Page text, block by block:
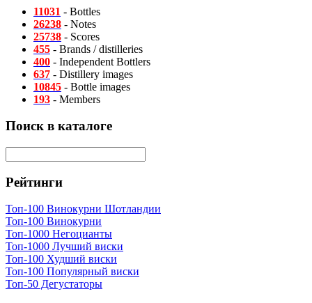
11031 - Bottles
26238 - Notes
25738 - Scores
455 - Brands / distilleries
400 - Independent Bottlers
637 - Distillery images
10845 - Bottle images
193 - Members
Поиск в каталоге
Рейтинги
Топ-100 Винокурни Шотландии
Топ-100 Винокурни
Топ-1000 Негоцианты
Топ-1000 Лучший виски
Топ-100 Худший виски
Топ-100 Популярный виски
Топ-50 Дегустаторы